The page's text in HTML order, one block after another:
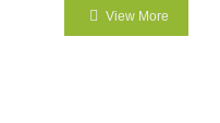
View More